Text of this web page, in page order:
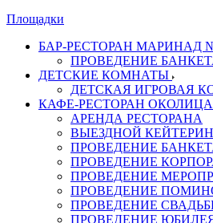
Площадки
БАР-РЕСТОРАН МАРИНАД
ПРОВЕДЕНИЕ
ДЕТСКИЕ КОМНАТЫ
ДЕТСКАЯ ИГРОВАЯ
КАФЕ-РЕСТОРАН ОКОЛИЦА
АРЕНДА РЕСТОРАНА
ВЫЕЗДНОЙ
ПРОВЕДЕНИЕ
ПРОВЕДЕНИЕ
ПРОВЕДЕНИЕ
ПРОВЕДЕНИЕ
ПРОВЕДЕНИЕ
ПРОВЕДЕНИЕ